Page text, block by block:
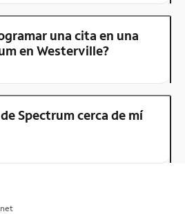
una cita en una
en Westerville?
Spectrum cerca de mí